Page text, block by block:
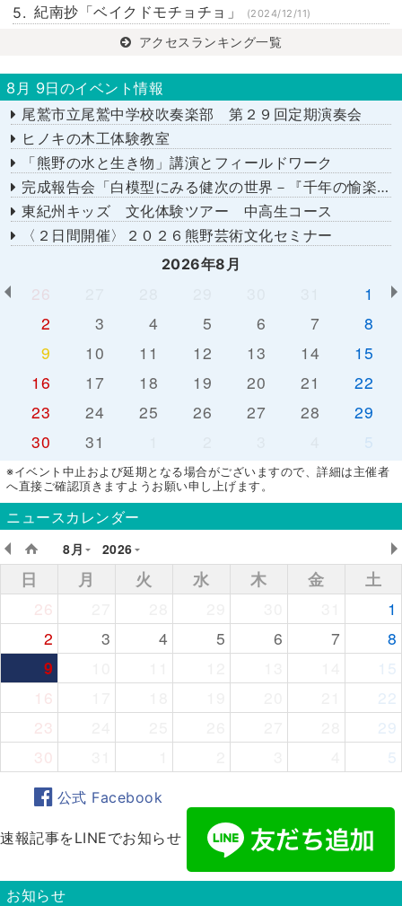
紀南抄「ベイクドモチョチョ」 (2024/12/11)
アクセスランキング一覧
8月 9日のイベント情報
尾鷲市立尾鷲中学校吹奏楽部 第２９回定期演奏会
ヒノキの木工体験教室
「熊野の水と生き物」講演とフィールドワーク
完成報告会「白模型にみる健次の世界－『千年の愉楽』『奇蹟』より－」
東紀州キッズ 文化体験ツアー 中高生コース
〈２日間開催〉２０２６熊野芸術文化セミナー
2026年8月
26
1
2
3 4 5 6 7
8
9
10 11 12 13 14
15
16
17 18 19 20 21
22
23
24 25 26 27 28
29
30
31 5
※イベント中止および延期となる場合がございますので、詳細は主催者
へ直接ご確認頂きますようお願い申し上げます。
ニュースカレンダー
8月
2026
日 月 火 水 木 金
土
26
1
2
3 4 5 6 7
8
9
15
16
22
23
29
30
5
公式 Facebook
速報記事をLINEでお知らせ
お知らせ